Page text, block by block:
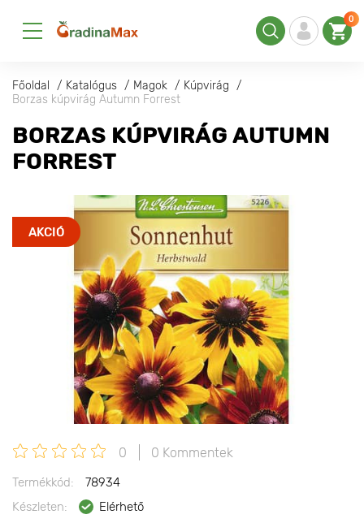
0
Főoldal Katalógus Magok
Kúpvirág
Borzas kúpvirág Autumn Forrest
BORZAS KÚPVIRÁG AUTUMN
FORREST
AKCIÓ
0 0 Kommentek
Termékkód:
78934
Készleten:
Elérhető